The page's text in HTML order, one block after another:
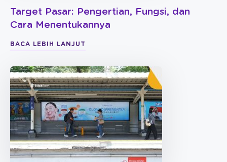
Target Pasar: Pengertian, Fungsi, dan
Cara Menentukannya
BACA LEBIH LANJUT